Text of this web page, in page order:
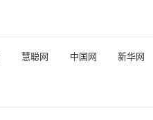
慧聪网 中国网 新华网